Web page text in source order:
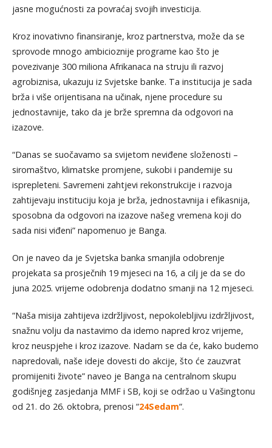
jasne mogućnosti za povraćaj svojih investicija.
Kroz inovativno finansiranje, kroz partnerstva, može da se
sprovode mnogo ambicioznije programe kao što je
povezivanje 300 miliona Afrikanaca na struju ili razvoj
agrobiznisa, ukazuju iz Svjetske banke. Ta institucija je sada
brža i više orijentisana na učinak, njene procedure su
jednostavnije, tako da je brže spremna da odgovori na
izazove.
“Danas se suočavamo sa svijetom neviđene složenosti –
siromaštvo, klimatske promjene, sukobi i pandemije su
isprepleteni. Savremeni zahtjevi rekonstrukcije i razvoja
zahtijevaju instituciju koja je brža, jednostavnija i efikasnija,
sposobna da odgovori na izazove našeg vremena koji do
sada nisi viđeni” napomenuo je Banga.
On je naveo da je Svjetska banka smanjila odobrenje
projekata sa prosječnih 19 mjeseci na 16, a cilj je da se do
juna 2025. vrijeme odobrenja dodatno smanji na 12 mjeseci.
“Naša misija zahtijeva izdržljivost, nepokolebljivu izdržljivost,
snažnu volju da nastavimo da idemo napred kroz vrijeme,
kroz neuspjehe i kroz izazove. Nadam se da će, kako budemo
napredovali, naše ideje dovesti do akcije, što će zauzvrat
promijeniti živote” naveo je Banga na centralnom skupu
godišnjeg zasjedanja MMF i SB, koji se održao u Vašingtonu
od 21. do 26. oktobra, prenosi “24Sedam“.